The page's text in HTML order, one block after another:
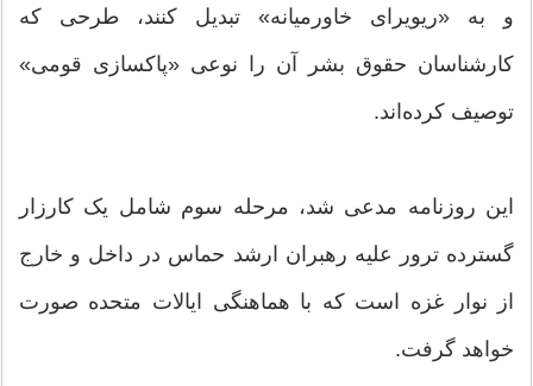
و به «ریویرای خاورمیانه» تبدیل کنند، طرحی که
کارشناسان حقوق بشر آن را نوعی «پاکسازی قومی»
توصیف کرده‌اند.
این روزنامه مدعی شد، مرحله سوم شامل یک کارزار
گسترده ترور علیه رهبران ارشد حماس در داخل و خارج
از نوار غزه است که با هماهنگی ایالات متحده صورت
خواهد گرفت.